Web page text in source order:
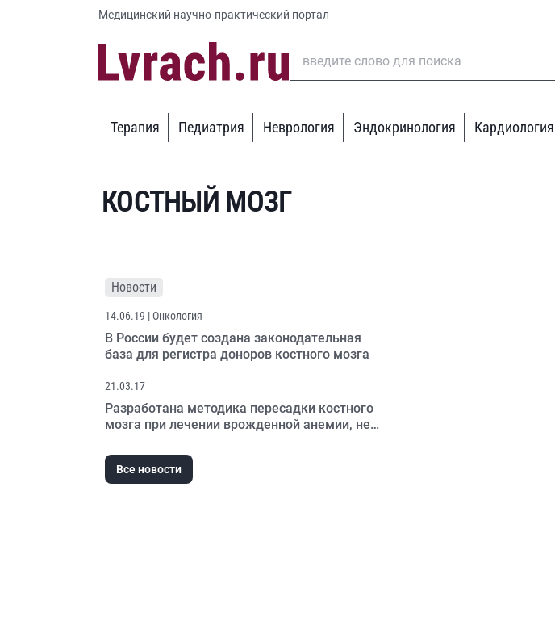
Медицинский научно-практический портал
Терапия Педиатрия Неврология Эндокринология Кардиология
КОСТНЫЙ МОЗГ
Новости
14.06.19 | Онкология
В России будет создана законодательная
база для регистра доноров костного мозга
21.03.17
Разработана методика пересадки костного
мозга при лечении врожденной анемии, не
Все новости